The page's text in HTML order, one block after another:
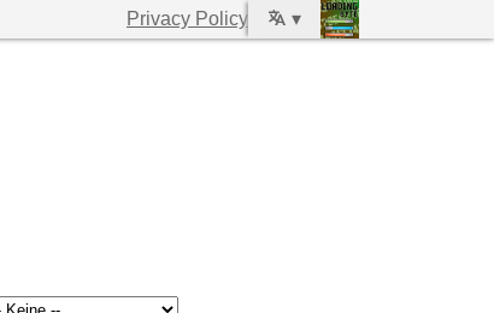
Privacy Policy ▾